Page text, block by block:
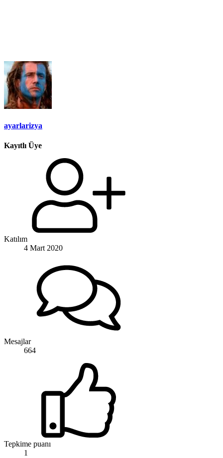
ayarlarizya
Kayıtlı Üye
Katılım
4 Mart 2020
Mesajlar
664
Tepkime puanı
1